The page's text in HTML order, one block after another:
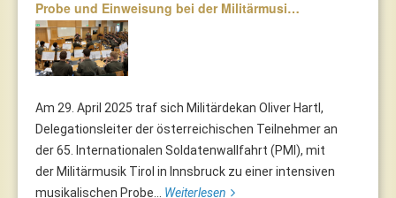
Probe und Einweisung bei der Militärmusi…
Am 29. April 2025 traf sich Militärdekan Oliver Hartl,
Delegationsleiter der österreichischen Teilnehmer an
der 65. Internationalen Soldatenwallfahrt (PMI), mit
der Militärmusik Tirol in Innsbruck zu einer intensiven
musikalischen Probe... Weiterlesen